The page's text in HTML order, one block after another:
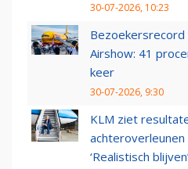
30-07-2026, 10:23
Airshow: 41
keer
30-07-2026, 9:30
KLM ziet
‘Realistisch